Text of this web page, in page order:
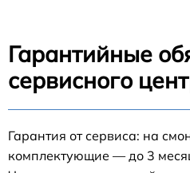
Гарантийные
сервисного
Гарантия от сервиса: на
комплектующие — до 3